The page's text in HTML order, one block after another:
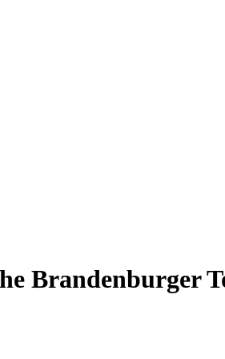
Brandenburger